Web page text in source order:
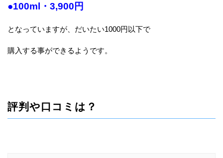
●100ml・3,900円
となっていますが、だいたい1000円以下で
購入する事ができるようです。
評判や口コミは？